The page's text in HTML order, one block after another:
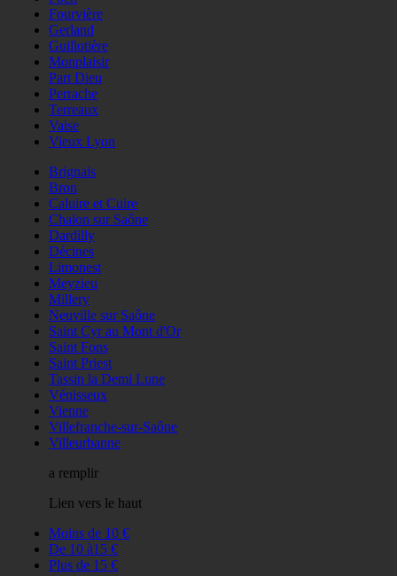
Fourvière
Gerland
Guillotière
Monplaisir
Part Dieu
Perrache
Terreaux
Vaise
Vieux Lyon
Brignais
Bron
Caluire et Cuire
Chalon sur Saône
Dardilly
Décines
Limonest
Meyzieu
Millery
Neuville sur Saône
Saint Cyr au Mont d'Or
Saint Fons
Saint Priest
Tassin la Demi Lune
Vénisseux
Vienne
Villefranche-sur-Saône
Villeurbanne
a remplir
Lien vers le haut
Moins de 10 €
De 10 à15 €
Plus de 15 €